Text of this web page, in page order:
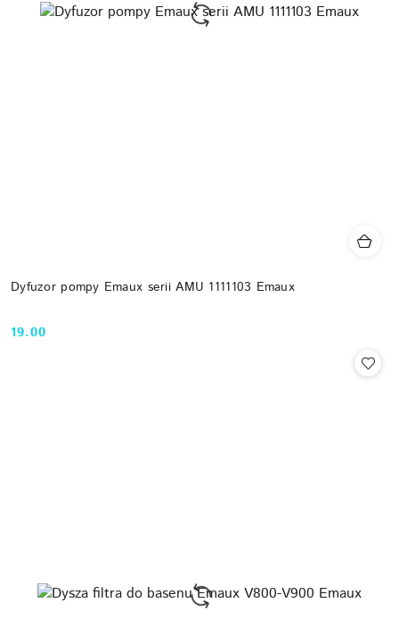
Dyfuzor pompy Emaux serii AMU 1111103 Emaux
Cena:
19.00